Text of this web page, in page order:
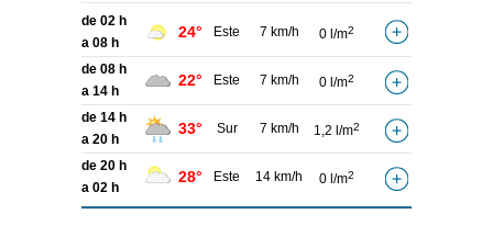
de 02 h
a 08 h
24° Este 7 km/h 0 l/m2
de 08 h
a 14 h
22° Este 7 km/h 0 l/m2
de 14 h
a 20 h
33° Sur 7 km/h 1,2 l/m2
de 20 h
a 02 h
28° Este 14 km/h 0 l/m2